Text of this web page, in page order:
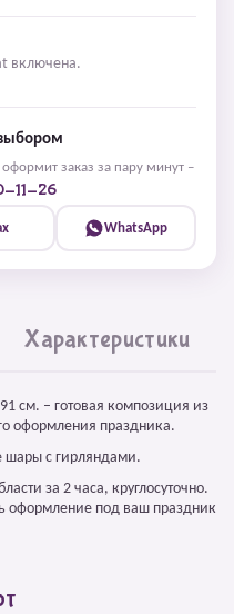
включена.
заказ за пару минут –
11-26
WhatsApp
Характеристики
см. – готовая композиция из
оформления праздника.
шары с гирляндами.
за 2 часа, круглосуточно.
оформление под ваш праздник